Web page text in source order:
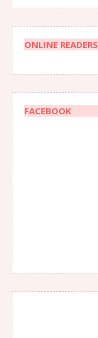
ONLINE READERS
FACEBOOK